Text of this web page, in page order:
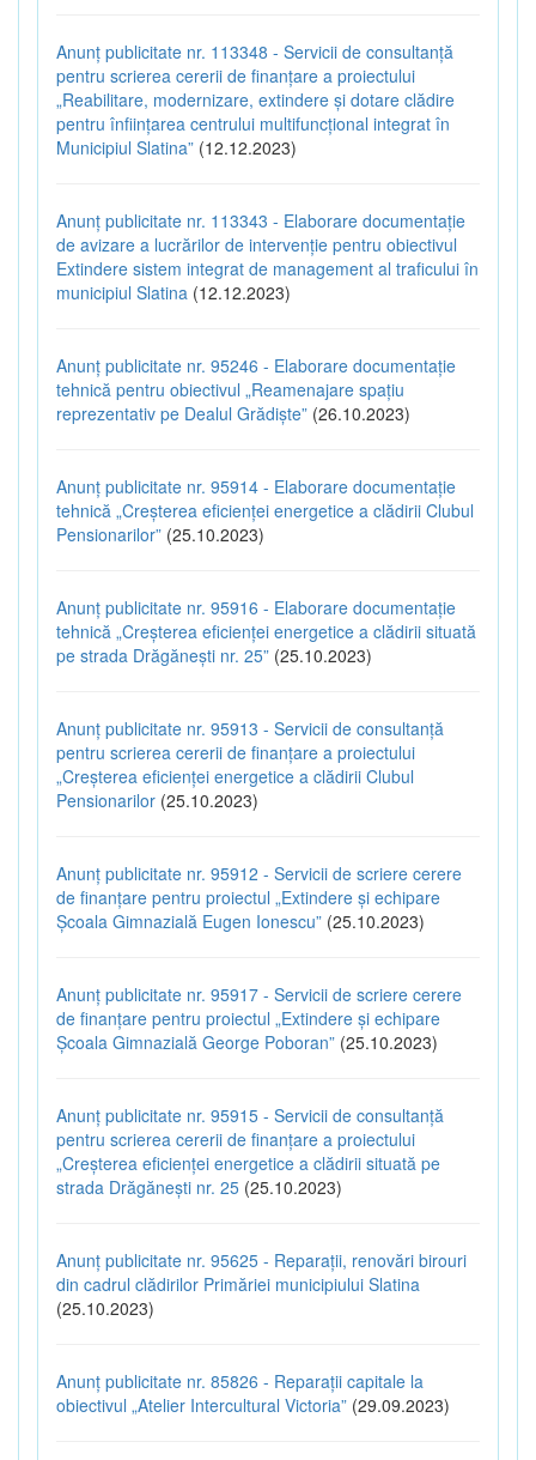
Anunț publicitate nr. 113348 - Servicii de consultanță
pentru scrierea cererii de finanțare a proiectului
„Reabilitare, modernizare, extindere și dotare clădire
pentru înființarea centrului multifuncțional integrat în
Municipiul Slatina” (12.12.2023)
Anunț publicitate nr. 113343 - Elaborare documentație
de avizare a lucrărilor de intervenție pentru obiectivul
Extindere sistem integrat de management al traficului în
municipiul Slatina (12.12.2023)
Anunț publicitate nr. 95246 - Elaborare documentație
tehnică pentru obiectivul „Reamenajare spațiu
reprezentativ pe Dealul Grădiște” (26.10.2023)
Anunț publicitate nr. 95914 - Elaborare documentație
tehnică „Creșterea eficienței energetice a clădirii Clubul
Pensionarilor” (25.10.2023)
Anunț publicitate nr. 95916 - Elaborare documentație
tehnică „Creșterea eficienței energetice a clădirii situată
pe strada Drăgănești nr. 25” (25.10.2023)
Anunț publicitate nr. 95913 - Servicii de consultanță
pentru scrierea cererii de finanțare a proiectului
„Creșterea eficienței energetice a clădirii Clubul
Pensionarilor (25.10.2023)
Anunț publicitate nr. 95912 - Servicii de scriere cerere
de finanțare pentru proiectul „Extindere și echipare
Școala Gimnazială Eugen Ionescu” (25.10.2023)
Anunț publicitate nr. 95917 - Servicii de scriere cerere
de finanțare pentru proiectul „Extindere și echipare
Școala Gimnazială George Poboran” (25.10.2023)
Anunț publicitate nr. 95915 - Servicii de consultanță
pentru scrierea cererii de finanțare a proiectului
„Creșterea eficienței energetice a clădirii situată pe
strada Drăgănești nr. 25 (25.10.2023)
Anunț publicitate nr. 95625 - Reparații, renovări birouri
din cadrul clădirilor Primăriei municipiului Slatina
(25.10.2023)
Anunț publicitate nr. 85826 - Reparații capitale la
obiectivul „Atelier Intercultural Victoria” (29.09.2023)